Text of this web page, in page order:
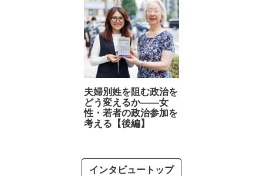
夫婦別姓を阻む政治を
どう変えるか――女
性・若者の政治参加を
考える【後編】
インタビュートップ